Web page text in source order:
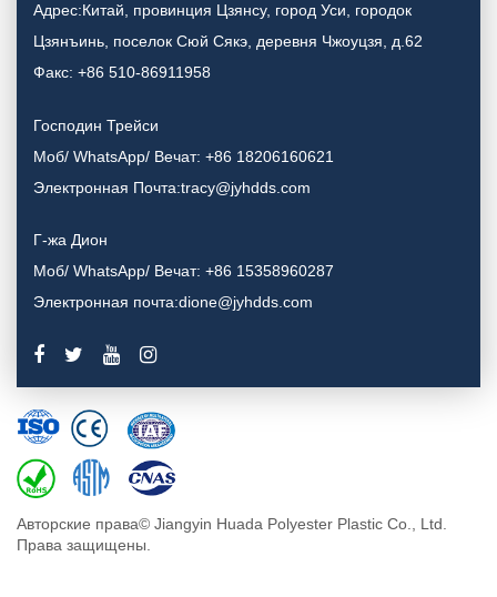
Адрес:Китай, провинция Цзянсу, город Уси, городок
Цзянъинь, поселок Сюй Сякэ, деревня Чжоуцзя, д.62
Факс: +86 510-86911958
Господин Трейси
Моб/ WhatsApp/ Вечат: +86 18206160621
Электронная Почта:tracy@jyhdds.com
Г-жа Дион
Моб/ WhatsApp/ Вечат: +86 15358960287
Электронная почта:dione@jyhdds.com
Авторские права© Jiangyin Huada Polyester Plastic Co., Ltd.
Права защищены.